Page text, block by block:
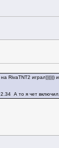
RivaTNT2 играл))))))
А то я чет